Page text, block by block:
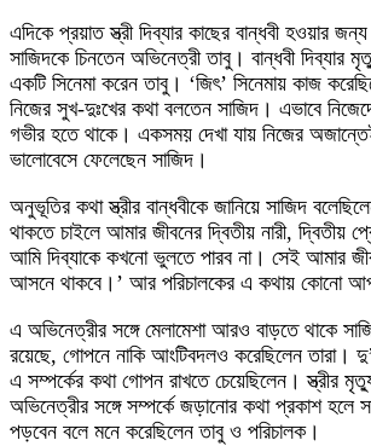
এদিকে প্রয়াত স্ত্রী দিব্যার কাছের বান্ধবী হওয়ার
সাজিদকে চিনতেন অভিনেত্রী তাবু। বান্ধবী দিব্যার
একটি সিনেমা করেন তাবু। ‘জিৎ’ সিনেমায় কাজ
নিজের সুখ-দুঃখের কথা বলতেন সাজিদ। এভাবে
গভীর হতে থাকে। একসময় দেখা যায় নিজের
ভালোবেসে ফেলেছেন সাজিদ।
অনুভূতির কথা স্ত্রীর বান্ধবীকে জানিয়ে সাজিদ
থাকতে চাইলে আমার জীবনের দ্বিতীয় নারী, দ্বিতীয়
আমি দিব্যাকে কখনো ভুলতে পারব না। সেই আমার
আসনে থাকবে।’ আর পরিচালকের এ কথায় কোনো
এ অভিনেত্রীর সঙ্গে মেলামেশা আরও বাড়তে থাকে
রয়েছে, গোপনে নাকি আংটিবদলও করেছিলেন তারা।
এ সম্পর্কের কথা গোপন রাখতে চেয়েছিলেন। স্ত্রীর
অভিনেত্রীর সঙ্গে সম্পর্কে জড়ানোর কথা প্রকাশ হলে
পড়বেন বলে মনে করেছিলেন তাবু ও পরিচালক।